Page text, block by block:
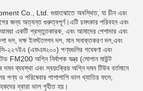
Co., Ltd. গুয়াংঝোতে অবস্থিত, যা চীন এবং
জন্য অত্যন্ত গুরুত্বপূর্ণ।এটি চমৎকার পরিবহন এবং
একটি প্রস্তুতকারক, এবং আমাদের পেশাদার এবং
দল, দক্ষ ইনস্টলেশন দল, মান সনাক্তকরণ দল,এবং
২২৭ইএ (এফএম২০০) পণ্যগুলির গবেষণা এবং
FM200 অগ্নি নির্বাপক যন্ত্র (সোপান মাউন্ট
ব্যবস্থা এবং স্বয়ংক্রিয় অগ্নি দমন টিউব বর্তমানে
পণ্য ও পরিষেবার পাশাপাশি ভাল খ্যাতির ফলে,
দ্বারা ভাল গৃহীত হয়।